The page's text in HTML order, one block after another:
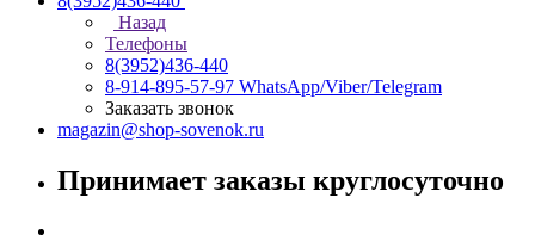
Назад
Телефоны
8(3952)436-440
8-914-895-57-97 WhatsApp/Viber/Telegram
Заказать звонок
magazin@shop-sovenok.ru
Принимает заказы круглосуточно